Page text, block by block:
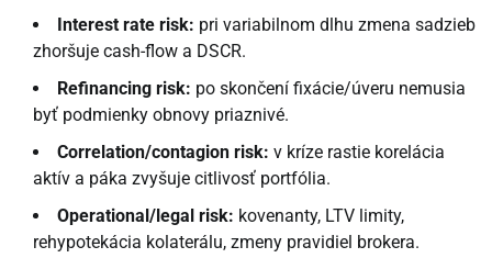
Interest rate risk: pri variabilnom dlhu zmena sadzieb
zhoršuje cash-flow a DSCR.
Refinancing risk: po skončení fixácie/úveru nemusia
byť podmienky obnovy priaznivé.
Correlation/contagion risk: v kríze rastie korelácia
aktív a páka zvyšuje citlivosť portfólia.
Operational/legal risk: kovenanty, LTV limity,
rehypotekácia kolaterálu, zmeny pravidiel brokera.